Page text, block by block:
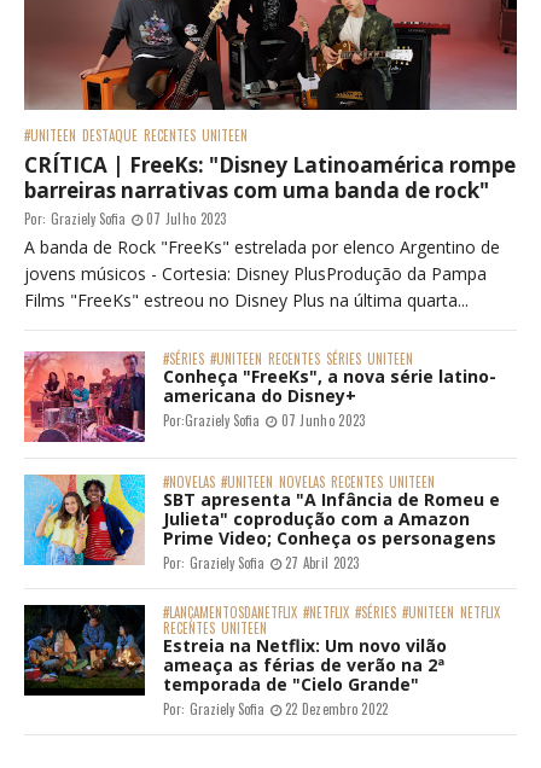
#UNITEEN DESTAQUE RECENTES UNITEEN
CRÍTICA | FreeKs: "Disney Latinoamérica rompe
barreiras narrativas com uma banda de rock"
Por: Graziely Sofia 07 Julho 2023
A banda de Rock "FreeKs" estrelada por elenco Argentino de
jovens músicos - Cortesia: Disney PlusProdução da Pampa
Films "FreeKs" estreou no Disney Plus na última quarta...
#SÉRIES #UNITEEN RECENTES SÉRIES UNITEEN
Conheça "FreeKs", a nova série latino-
americana do Disney+
Por:Graziely Sofia 07 Junho 2023
#NOVELAS #UNITEEN NOVELAS RECENTES UNITEEN
SBT apresenta "A Infância de Romeu e
Julieta" coprodução com a Amazon
Prime Video; Conheça os personagens
Por: Graziely Sofia 27 Abril 2023
#LANÇAMENTOSDANETFLIX #NETFLIX #SÉRIES #UNITEEN NETFLIX
RECENTES UNITEEN
Estreia na Netflix: Um novo vilão
ameaça as férias de verão na 2ª
temporada de "Cielo Grande"
Por: Graziely Sofia 22 Dezembro 2022